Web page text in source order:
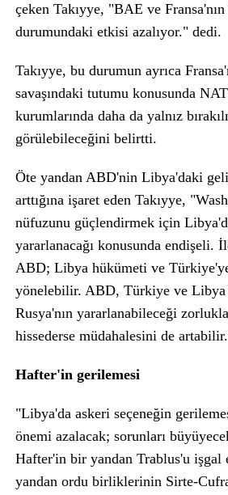
çeken Takıyye, "BAE ve
durumundaki etkisi azalıyor." dedi.
Takıyye, bu durumun ayrıca
savaşındaki tutumu konusunda
kurumlarında daha da yalnız
görülebileceğini belirtti.
Öte yandan ABD'nin Libya'daki
arttığına işaret eden Takıyye,
nüfuzunu güçlendirmek için
yararlanacağı konusunda endişeli.
ABD; Libya hükümeti ve
yönelebilir. ABD, Türkiye ve
Rusya'nın yararlanabileceği
hissederse müdahalesini de
Hafter'in gerilemesi
"Libya'da askeri seçeneğin
önemi azalacak; sorunları
Hafter'in bir yandan Trablus'u işgal
yandan ordu birliklerinin Sirte-